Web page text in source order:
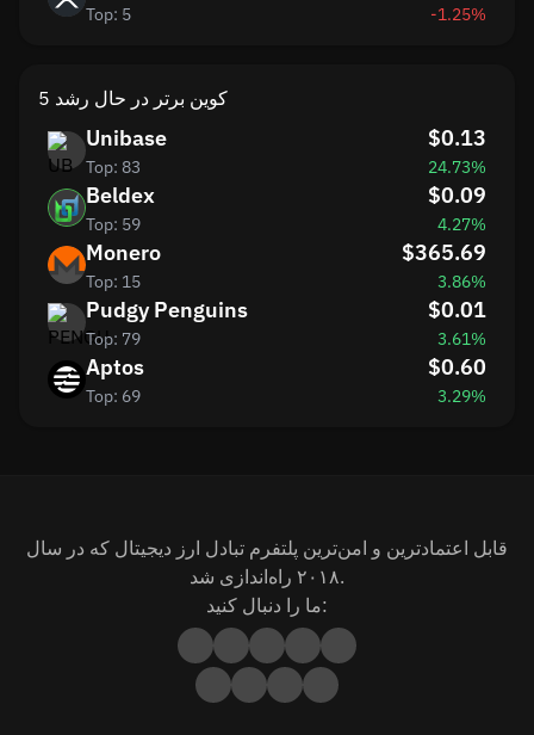
Top: 5 -1.25%
5 کوین برتر در حال رشد
Unibase
Top: 83
$0.13
24.73%
Beldex
Top: 59
$0.09
4.27%
Monero
Top: 15
$365.69
3.86%
Pudgy Penguins
Top: 79
$0.01
3.61%
Aptos
Top: 69
$0.60
3.29%
قابل اعتمادترین و امن‌ترین پلتفرم تبادل ارز دیجیتال که در سال
۲۰۱۸ راه‌اندازی شد.
ما را دنبال کنید: